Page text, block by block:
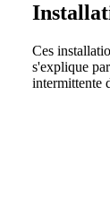
Ces
s'explique
intermittente